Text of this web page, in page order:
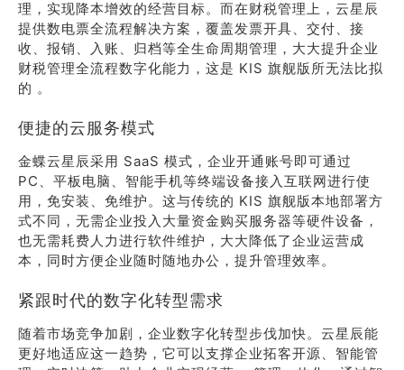
理，实现降本增效的经营目标。而在财税管理上，云星辰
提供数电票全流程解决方案，覆盖发票开具、交付、接
收、报销、入账、归档等全生命周期管理，大大提升企业
财税管理全流程数字化能力，这是 KIS 旗舰版所无法比拟
的 。
便捷的云服务模式
金蝶云星辰采用 SaaS 模式，企业开通账号即可通过
PC、平板电脑、智能手机等终端设备接入互联网进行使
用，免安装、免维护。这与传统的 KIS 旗舰版本地部署方
式不同，无需企业投入大量资金购买服务器等硬件设备，
也无需耗费人力进行软件维护，大大降低了企业运营成
本，同时方便企业随时随地办公，提升管理效率。
紧跟时代的数字化转型需求
随着市场竞争加剧，企业数字化转型步伐加快。云星辰能
更好地适应这一趋势，它可以支撑企业拓客开源、智能管